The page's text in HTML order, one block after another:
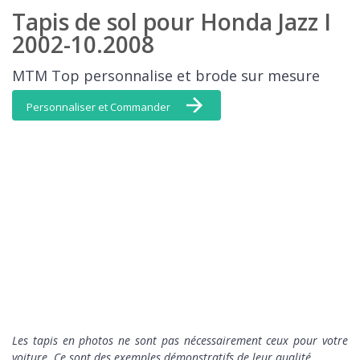
Tapis de sol pour Honda Jazz I
2002-10.2008
MTM Top personnalise et brode sur mesure
Personnaliser et Commander
Les tapis en photos ne sont pas nécessairement ceux pour votre
voiture. Ce sont des exemples démonstratifs de leur qualité.